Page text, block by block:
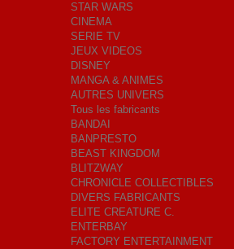
STAR WARS
CINEMA
SERIE TV
JEUX VIDEOS
DISNEY
MANGA & ANIMES
AUTRES UNIVERS
Tous les fabricants
BANDAI
BANPRESTO
BEAST KINGDOM
BLITZWAY
CHRONICLE COLLECTIBLES
DIVERS FABRICANTS
ELITE CREATURE C.
ENTERBAY
FACTORY ENTERTAINMENT